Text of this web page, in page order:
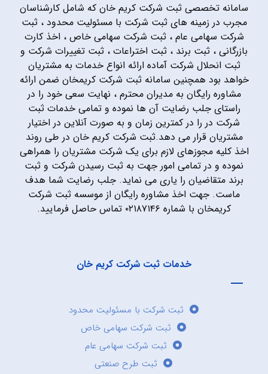
سامانه تخصصی ثبت شرکت کریم خان که شامل کارشناسان
مجرب در زمینه های ثبت شرکت با مسئولیت محدود ، ثبت
شرکت سهامی عام ، ثبت شرکت سهامی خاص ، اخذ کارت
بازرگانی ، ثبت برند ، ثبت اختراعات ، ثبت تغییرات شرکت و
ثبت انحلال شرکت آماده ارائه انواع خدمات به مشتریان
خواهد بود همچنین سامانه ثبت شرکت کریمخان ضمن ارائه
مشاوره رایگان به مدیران محترم ، نهایت سعی خود را در
راستای جلب رضایت آن ها نموده و تمامی خدمات ثبت
شرکت در را در کمترین زمان و به صورت آنلاین در اختیار
مشتریان قرار می دهد.ثبت شرکت کریم خان در طی روند
اخذ کلیه مجوزهای لازم برای یک شرکت مشتریان را همراهی
نموده و در تمامی امور جهت به ثبت رسیدن شرکت و ثبت
برند متقاضیان را یاری می نماید. جلب رضایت شما هدف
ماست. جهت اخذ مشاوره رایگان از موسسه ثبت شرکت
کریمخان با شماره ۰۲۱۸۷۱۴۶ تماس حاصل فرمایید.
خدمات ثبت شرکت کریم خان
ثبت شرکت با مسئولیت محدود
ثبت شرکت سهامی خاص
ثبت شرکت سهامی عام
ثبت طرح صنعتی